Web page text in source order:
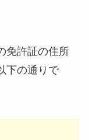
免許証の住所
下の通りで